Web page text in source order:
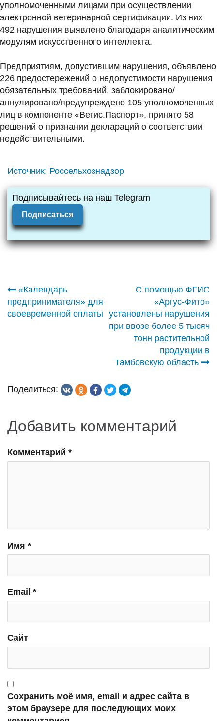
уполномоченными лицами при осуществлении
электронной ветеринарной сертификации. Из них
492 нарушения выявлено благодаря аналитическим
модулям искусственного интеллекта.
Предприятиям, допустившим нарушения, объявлено
226 предостережений о недопустимости нарушения
обязательных требований, заблокировано/
аннулировано/предупреждено 105 уполномоченных
лиц в компоненте «Ветис.Паспорт», принято 58
решений о признании деклараций о соответствии
недействительными.
Источник: Россельхознадзор
Подписывайтесь на наш Telegram
Подписаться
Навигация
по
«Календарь
предпринимателя» для
своевременной оплаты
С помощью ФГИС
«Аргус-Фито»
установлены нарушения
при ввозе более 5 тысяч
тонн растительной
продукции в
Тамбовскую область
Поделиться:
Добавить комментарий
Комментарий *
Имя *
Email *
Сайт
Сохранить моё имя, email и адрес сайта в
этом браузере для последующих моих